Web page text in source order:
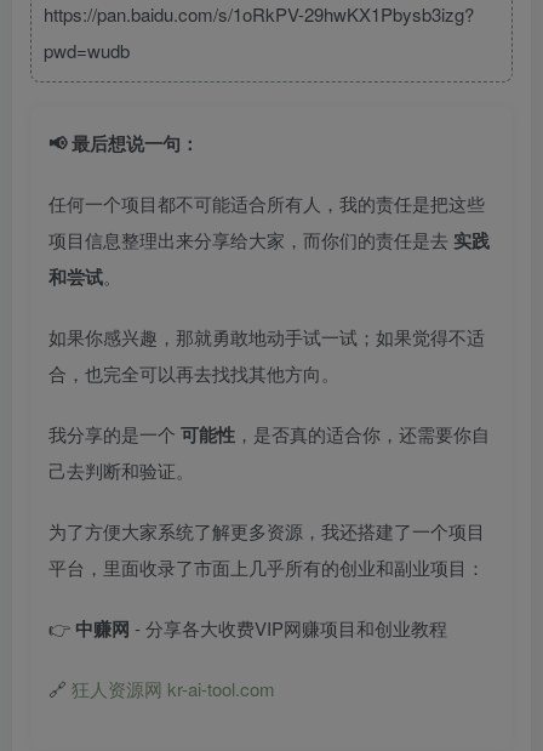
https://pan.baidu.com/s/1oRkPV-29hwKX1Pbysb3izg?
pwd=wudb
📢 最后想说一句：
任何一个项目都不可能适合所有人，我的责任是把这些
项目信息整理出来分享给大家，而你们的责任是去 实践
和尝试。
如果你感兴趣，那就勇敢地动手试一试；如果觉得不适
合，也完全可以再去找找其他方向。
我分享的是一个 可能性 ，是否真的适合你，还需要你自
己去判断和验证。
为了方便大家系统了解更多资源，我还搭建了一个项目
平台，里面收录了市面上几乎所有的创业和副业项目：
👉 中赚网 - 分享各大收费VIP网赚项目和创业教程
🔗 狂人资源网 kr-ai-tool.com